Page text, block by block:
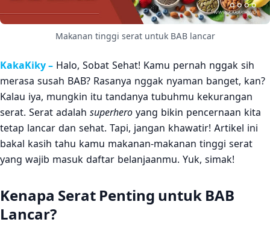
4 Kesimpulan
Sumber Referensi
Makanan tinggi serat untuk BAB lancar
KakaKiky – Halo, Sobat Sehat! Kamu pernah nggak sih
merasa susah BAB? Rasanya nggak nyaman banget, kan?
Kalau iya, mungkin itu tandanya tubuhmu kekurangan
serat. Serat adalah superhero yang bikin pencernaan kita
tetap lancar dan sehat. Tapi, jangan khawatir! Artikel ini
bakal kasih tahu kamu makanan-makanan tinggi serat
yang wajib masuk daftar belanjaanmu. Yuk, simak!
Kenapa Serat Penting untuk BAB
Lancar?